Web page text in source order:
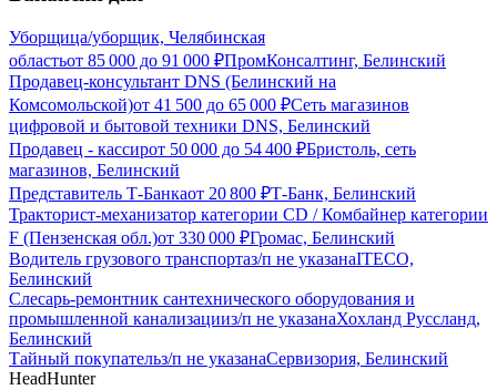
Уборщица/уборщик, Челябинская
областьот 85 000 до 91 000 ₽ПромКонсалтинг, Белинский
Продавец-консультант DNS (Белинский на
Комсомольской)от 41 500 до 65 000 ₽Сеть магазинов
цифровой и бытовой техники DNS, Белинский
Продавец - кассирот 50 000 до 54 400 ₽Бристоль, сеть
магазинов, Белинский
Представитель Т-Банкаот 20 800 ₽Т-Банк, Белинский
Тракторист-механизатор категории CD / Комбайнер категории
F (Пензенская обл.)от 330 000 ₽Громас, Белинский
Водитель грузового транспортаз/п не указанаITECO,
Белинский
Слесарь-ремонтник сантехнического оборудования и
промышленной канализацииз/п не указанаХохланд Руссланд,
Белинский
Тайный покупательз/п не указанаСервизория, Белинский
HeadHunter